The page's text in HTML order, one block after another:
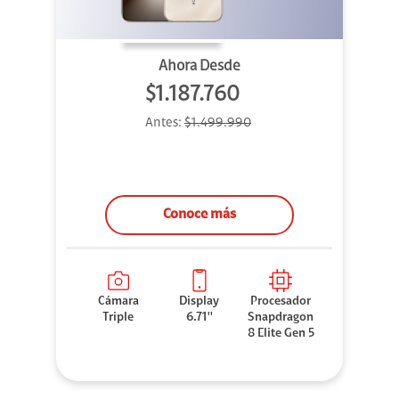
Ahora Desde
$1.187.760
Antes: $1.499.990
Conoce más
Cámara
Triple
Display
6.71''
Procesador
Snapdragon
8 Elite Gen 5